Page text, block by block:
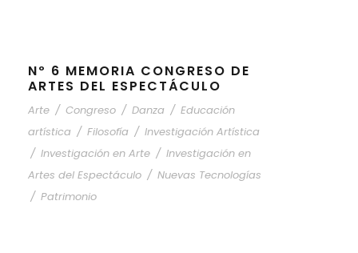
Nº 6 MEMORIA CONGRESO DE
ARTES DEL ESPECTÁCULO
Arte / Congreso / Danza / Educación
artística / Filosofía / Investigación Artística
/ Investigación en Arte / Investigación en
Artes del Espectáculo / Nuevas Tecnologías
/ Patrimonio